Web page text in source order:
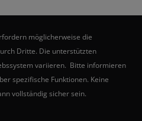
möglicherweise die
Dritte. Die unterstützten
variieren. Bitte informieren
spezifische Funktionen. Keine
vollständig sicher sein.